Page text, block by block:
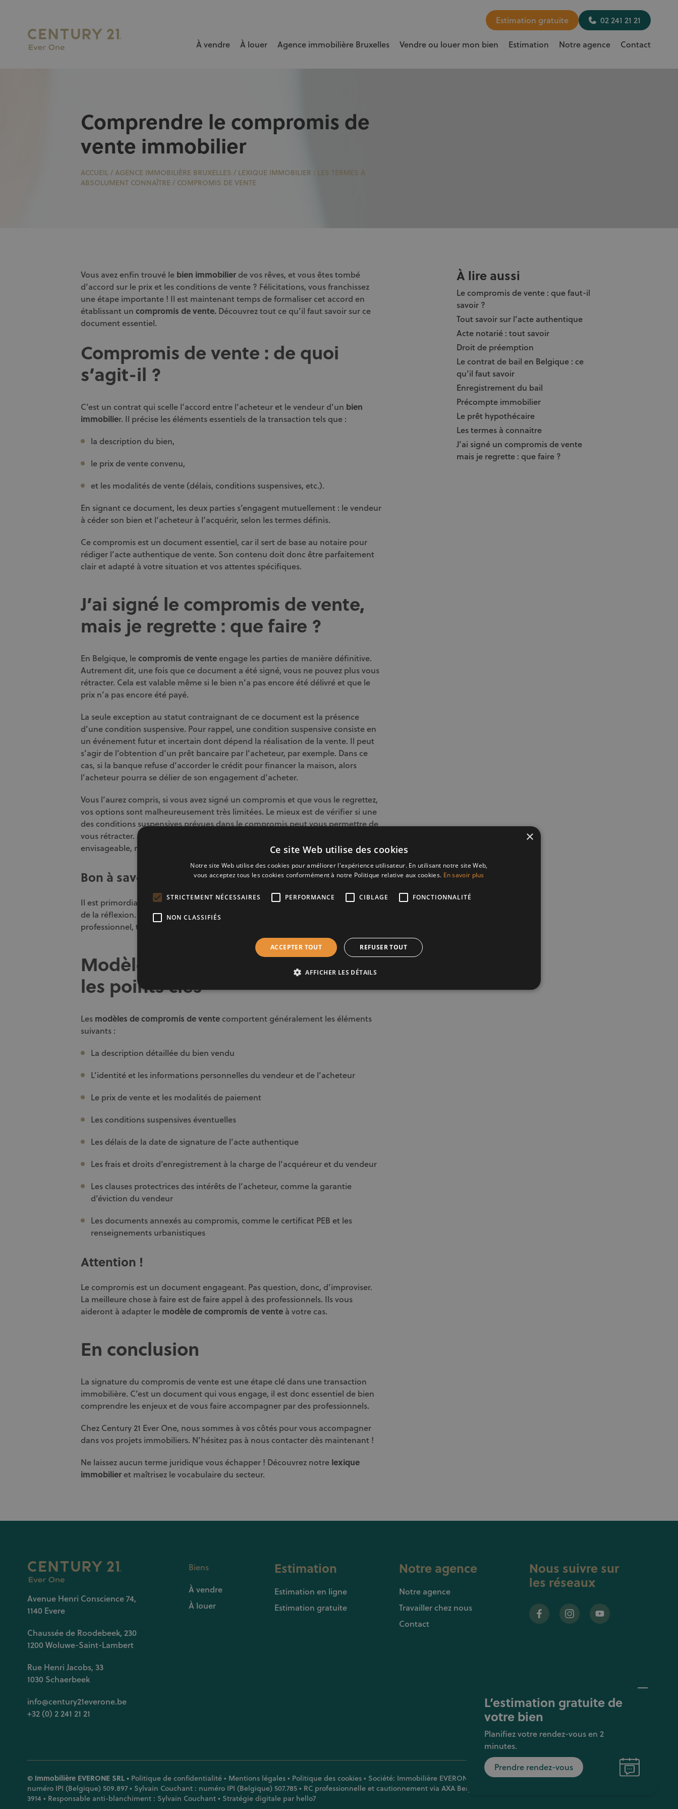
L’AGENCE N°1 À BRUXELLES pour vendre ou louer votre bien rapidement et au meilleur prix.
À vendre À louer Agence immobilière Bruxelles Vendre ou louer mon bien Estimation Notre agence Contact
Estimation gratuite 02 241 21 21
Comprendre le compromis de
vente immobilier
ACCUEIL /AGENCE IMMOBILIÈRE BRUXELLES / LEXIQUE IMMOBILIER : LES TERMES À
ABSOLUMENT CONNAÎTRE / COMPROMIS DE VENTE
Vous avez enfin trouvé le bien immobilierde vos rêves, et vous êtes tombé
d’accord sur le prix et les conditions de vente ? Félicitations, vous franchissez
une étape importante ! Il est maintenant temps de formaliser cet accord en
établissant uncompromis de vente. Découvrez tout ce qu’il faut savoir sur ce
document essentiel.
Compromis de vente : de quoi
s’agit-il ?
C’est un contrat qui scelle l’accord entre l’acheteur et le vendeur d’un bien
immobilier. Il précise les éléments essentiels de la transaction tels que :
la description du bien,
le prix de vente convenu,
et les modalités de vente (délais, conditions suspensives, etc.).
En signant ce document, les deux parties s’engagent mutuellement : le vendeur
à céder son bien et l’acheteur à l’acquérir, selon les termes définis.
Ce compromis est un document essentiel, car il sert de base au notaire pour
rédiger l’acte authentique de vente. Son contenu doit donc être parfaitement
clair et adapté à votre situation et vos attentes spécifiques.
J’ai signé le compromis de vente,
mais je regrette : que faire ?
En Belgique, lecompromis de venteengage les parties de manière définitive.
Autrement dit, une fois que ce document a été signé, vous ne pouvez plus vous
rétracter. Cela est valable même si le bien n’a pas encore été délivré et que le
prix n’a pas encore été payé.
La seule exception au statut contraignant de ce document est la présence
d’une condition suspensive. Pour rappel, une condition suspensive consiste en
un événement futur et incertain dont dépend la réalisation de la vente. Il peut
s’agir de l’obtention d’un prêt bancaire par l’acheteur, par exemple. Dans ce
cas, si la banque refuse d’accorder le crédit pour financer la maison, alors
l’acheteur pourra se délier de son engagement d’acheter.
Vous l’aurez compris, si vous avez signé un compromis et que vous le regrettez,
vos options sont malheureusement très limitées. Le mieux est de vérifier si une
des conditions suspensives prévues dans le compromis peut vous permettre de
vous rétracter. À défaut, une discussion à l’amiable avec le vendeur reste
envisageable, mais sans garantie.
Bon à savoir
Il est primordial, avant designer le compromis de vente, de prendre le temps
de la réflexion. Il est également important de vous faire conseiller par un
professionnel, tel qu’un notaire ou un
Modèle de compromis de vente :
les points clés
Les modèles de compromis de ventecomportent généralement les éléments
suivants :
La description détaillée du bien vendu
L’identité et les informations personnelles du vendeur et de l’acheteur
Le prix de vente et les modalités de paiement
Les conditions suspensives éventuelles
Les délais de la date de signature de l’acte authentique
Les frais et droits d’enregistrement à la charge de l’acquéreur et du vendeur
Les clauses protectrices des intérêts de l’acheteur, comme la garantie
d’éviction du vendeur
Les documents annexés au compromis, comme le certificat PEB et les
renseignements urbanistiques
Attention !
Le compromis est un document engageant. Pas question, donc, d’improviser.
La meilleure chose à faire est de faire appel à des professionnels. Ils vous
aideront à adapter le modèle de compromis de vente à votre cas.
En conclusion
La signature du compromis de vente est une étape clé dans une transaction
immobilière. C’est un document qui vous engage, il est donc essentiel de bien
comprendre les enjeux et de vous faire accompagner par des professionnels.
Chez Century 21 Ever One, nous sommes à vos côtés pour vous accompagner
dans vos projets immobiliers. N’hésitez pas à nous contacter dès maintenant !
Ne laissez aucun terme juridique vous échapper ! Découvrez notre lexique
immobilieret maîtrisez le vocabulaire du secteur.
À lire aussi
Le compromis de vente : que faut-il
savoir ?
Tout savoir sur l’acte authentique
Acte notarié : tout savoir
Droit de préemption
Le contrat de bail en Belgique : ce
qu’il faut savoir
Enregistrement du bail
Précompte immobilier
Le prêt hypothécaire
Les termes à connaitre
J’ai signé un compromis de vente
mais je regrette : que faire ?
L’estimation gratuite de
votre bien
Planifiez votre rendez-vous en 2
minutes.
Prendre rendez-vous
Avenue Henri Conscience 74,
1140 Evere
Chaussée de Roodebeek, 230
1200 Woluwe-Saint-Lambert
Rue Henri Jacobs, 33
1030 Schaerbeek
info@century21everone.be
+32 (0) 2 241 21 21
Biens
À vendre
À louer
Estimation
Estimation en ligne
Estimation gratuite
Notre agence
Notre agence
Travailler chez nous
Contact
Nous suivre sur
les réseaux
© Immobilière EVERONE SRL • Politique de confidentialité• Mentions légales• Politique des cookies• Société: Immobilière EVERONE srl • T.V.A : BE 0674.400.121 • Gaëlle Maerschalck :
numéro IPI (Belgique) 509.897 • Sylvain Couchant : numéro IPI (Belgique) 507.785 • RC professionnelle et cautionnement via AXA Belgium SA – police n° 730.390.160 • KBC 94-7350-4781-
3914 • Responsable anti-blanchiment : Sylvain Couchant • Stratégie digitale par hello7
×
Ce site Web utilise des cookies
Notre site Web utilise des cookies pour améliorer l'expérience utilisateur. En utilisant notre site Web,
vous acceptez tous les cookies conformément à notre Politique relative aux cookies. En savoir plus
STRICTEMENT NÉCESSAIRES PERFORMANCE CIBLAGE FONCTIONNALITÉ
NON CLASSIFIÉS
ACCEPTER TOUT REFUSER TOUT
AFFICHER LES DÉTAILS